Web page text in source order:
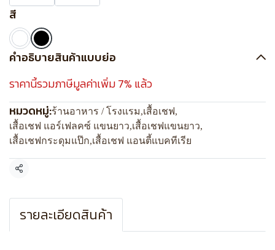
สี
คำอธิบายสินค้าแบบย่อ
ราคานี้รวมภาษีมูลค่าเพิ่ม 7% แล้ว
หมวดหมู่:ร้านอาหาร / โรงแรม,เสื้อเชฟ,
เสื้อเชฟ แอร์เฟลคซ์ แขนยาว,เสื้อเชฟแขนยาว,
เสื้อเชฟกระดุมแป๊ก,เสื้อเชฟ แอนตี้แบคทีเรีย
แชร์
รายละเอียดสินค้า